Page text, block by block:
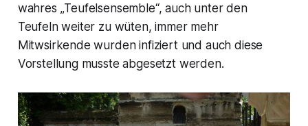
wahres „Teufelsensemble“, auch unter den
Teufeln weiter zu wüten, immer mehr
Mitwsirkende wurden infiziert und auch diese
Vorstellung musste abgesetzt werden.